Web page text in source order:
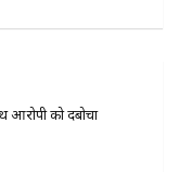
आरोपी को दबोचा